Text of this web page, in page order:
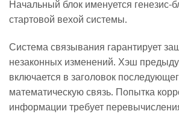
Начальный блок именуется генезис-
стартовой вехой системы.
Система связывания гарантирует
незаконных изменений. Хэш
включается в заголовок
математическую связь. Попытка
информации требует